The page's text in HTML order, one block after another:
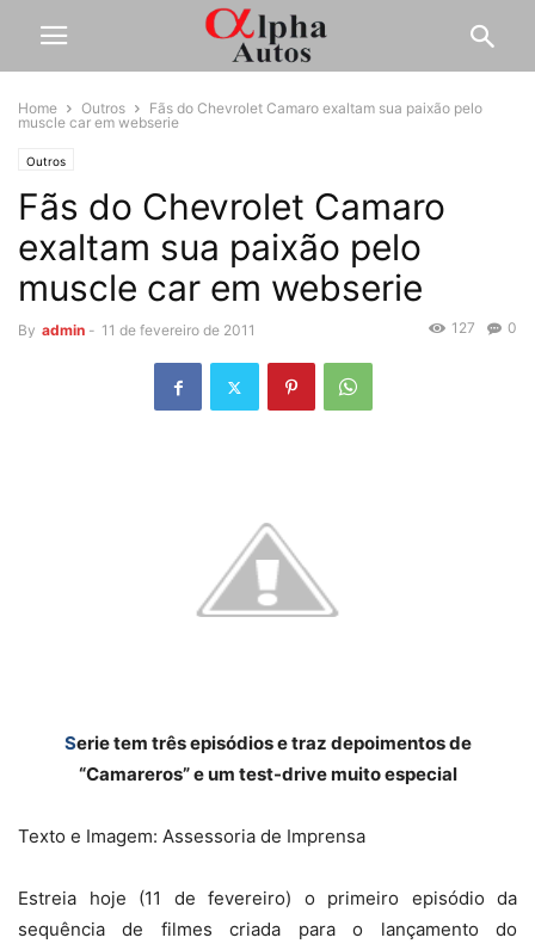
Home Outros
Fãs do Chevrolet Camaro exaltam sua paixão pelo
muscle car em webserie
Outros
Fãs do Chevrolet Camaro
exaltam sua paixão pelo
muscle car em webserie
By admin - 11 de fevereiro de 2011 0
127
Serie tem três episódios e traz depoimentos de
“Camareros” e um test-drive muito especial
Texto e Imagem: Assessoria de Imprensa
Estreia hoje (11 de fevereiro) o primeiro episódio da
sequência de filmes criada para o lançamento do